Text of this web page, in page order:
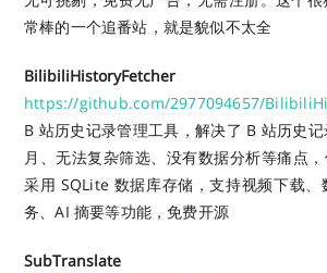
常棒的一个追番站，就是貌似不太全
BilibiliHistoryFetcher
https://github.com/2977094657/
B 站历史记录管理工具，解决了 B 站历史
月、无法复杂筛选、没有数据分析等痛点
采用 SQLite 数据库存储，支持视频下载
务、AI 摘要等功能，免费开源
SubTranslate